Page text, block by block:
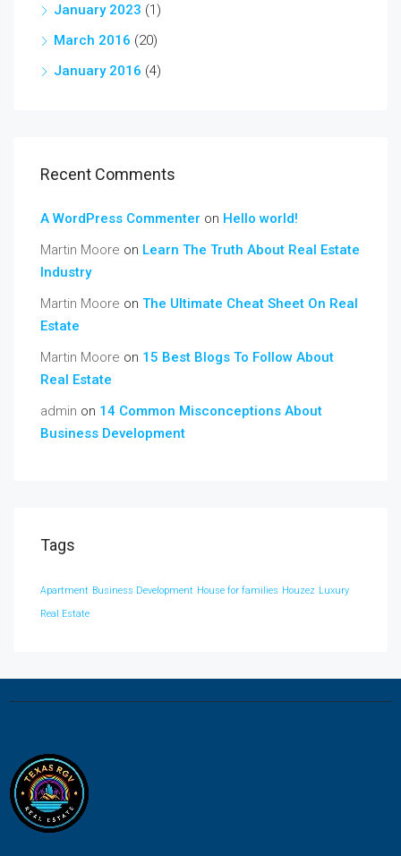
January 2023 (1)
March 2016 (20)
January 2016 (4)
Recent Comments
A WordPress Commenter on Hello world!
Martin Moore on Learn The Truth About Real Estate
Industry
Martin Moore on The Ultimate Cheat Sheet On Real
Estate
Martin Moore on 15 Best Blogs To Follow About
Real Estate
admin on 14 Common Misconceptions About
Business Development
Tags
Apartment Business Development House for families Houzez Luxury
Real Estate